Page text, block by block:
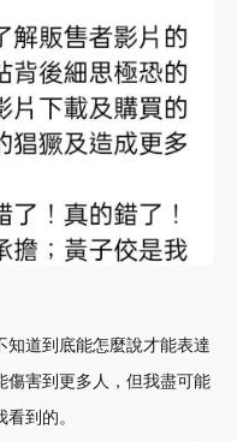
知道到底能怎麼說才能表達
傷害到更多人，但我盡可能
到的。